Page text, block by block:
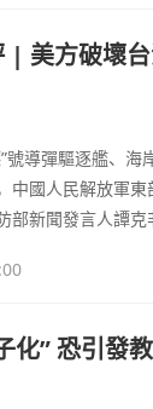
的
| 美方破壞
號導彈驅逐艦、海
中國人民解放軍
部新聞發言人譚克
風險最大製造者。
化” 恐引發